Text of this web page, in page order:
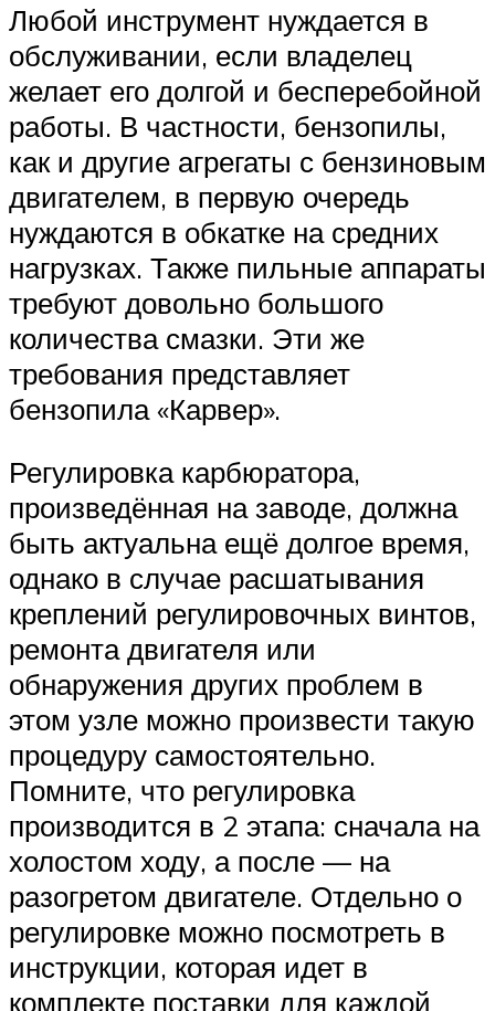
Любой инструмент нуждается в
обслуживании, если владелец
желает его долгой и бесперебойной
работы. В частности, бензопилы,
как и другие агрегаты с бензиновым
двигателем, в первую очередь
нуждаются в обкатке на средних
нагрузках. Также пильные аппараты
требуют довольно большого
количества смазки. Эти же
требования представляет
бензопила «Карвер».
Регулировка карбюратора,
произведённая на заводе, должна
быть актуальна ещё долгое время,
однако в случае расшатывания
креплений регулировочных винтов,
ремонта двигателя или
обнаружения других проблем в
этом узле можно произвести такую
процедуру самостоятельно.
Помните, что регулировка
производится в 2 этапа: сначала на
холостом ходу, а после — на
разогретом двигателе. Отдельно о
регулировке можно посмотреть в
инструкции, которая идет в
комплекте поставки для каждой